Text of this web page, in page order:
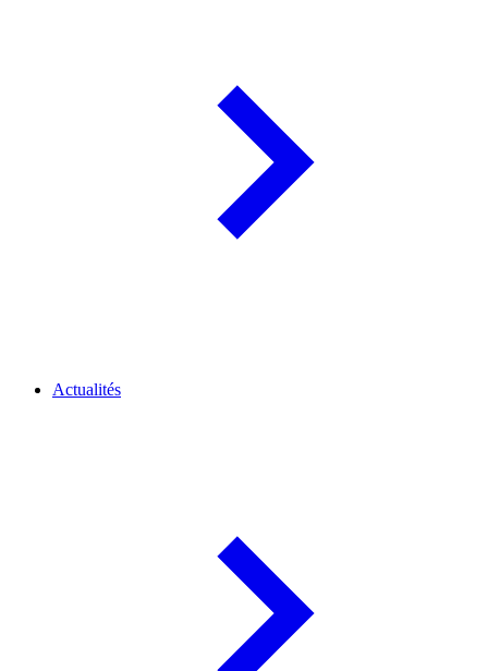
Actualités